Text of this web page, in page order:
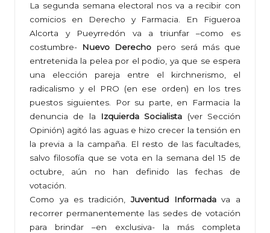
La segunda semana electoral nos va a recibir con
comicios en Derecho y Farmacia. En Figueroa
Alcorta y Pueyrredón va a triunfar –como es
costumbre-
Nuevo Derecho pero será más que
entretenida la pelea por el podio, ya que se espera
una elección pareja entre el kirchnerismo, el
radicalismo y el PRO (en ese orden) en los tres
puestos siguientes. Por su parte, en Farmacia la
denuncia de la
Izquierda Socialista (ver Sección
Opinión) agitó las aguas e hizo crecer la tensión en
la previa a la campaña. El resto de las facultades,
salvo filosofía que se vota en la semana del 15 de
octubre, aún no han definido las fechas de
votación.
Como ya es tradición,Juventud Informadava a
recorrer permanentemente las sedes de votación
para brindar –en exclusiva- la más completa